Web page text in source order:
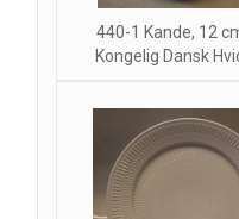
440-1 Kande, 12
Kongelig Dansk